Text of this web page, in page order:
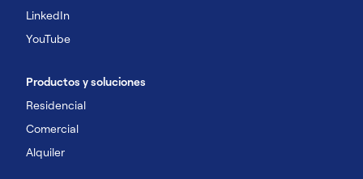
LinkedIn
YouTube
Productos y soluciones
Residencial
Comercial
Alquiler